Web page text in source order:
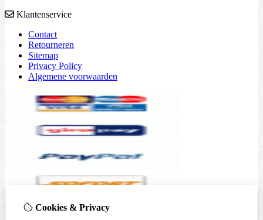
Klantenservice
Contact
Retourneren
Sitemap
Privacy Policy
Algemene voorwaarden
Cookies & Privacy